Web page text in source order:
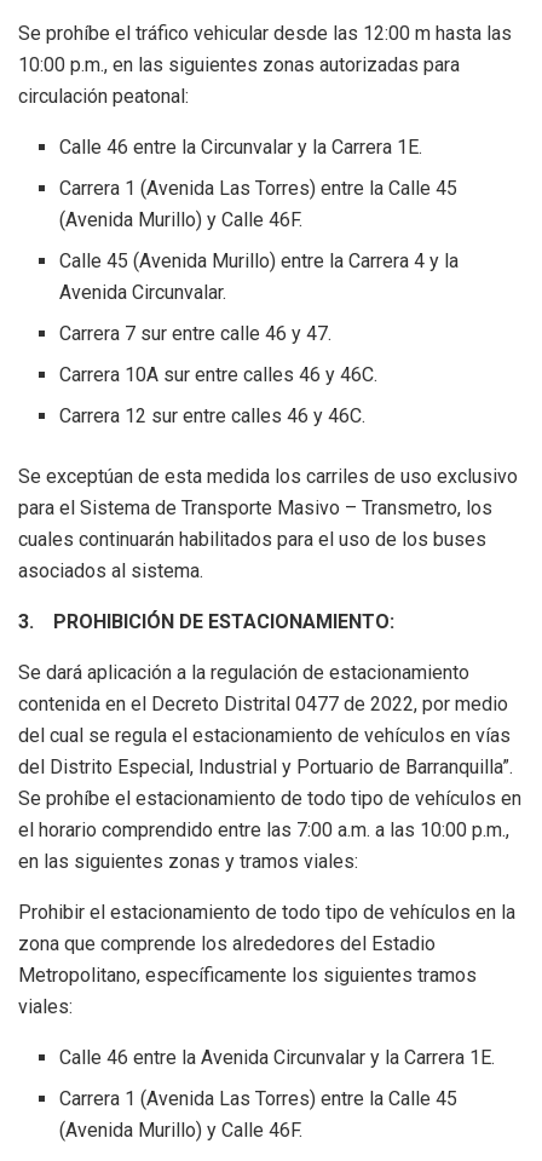
Se prohíbe el tráfico vehicular desde las 12:00 m hasta las
10:00 p.m., en las siguientes zonas autorizadas para
circulación peatonal:
Calle 46 entre la Circunvalar y la Carrera 1E.
Carrera 1 (Avenida Las Torres) entre la Calle 45
(Avenida Murillo) y Calle 46F.
Calle 45 (Avenida Murillo) entre la Carrera 4 y la
Avenida Circunvalar.
Carrera 7 sur entre calle 46 y 47.
Carrera 10A sur entre calles 46 y 46C.
Carrera 12 sur entre calles 46 y 46C.
Se exceptúan de esta medida los carriles de uso exclusivo
para el Sistema de Transporte Masivo – Transmetro, los
cuales continuarán habilitados para el uso de los buses
asociados al sistema.
3. PROHIBICIÓN DE ESTACIONAMIENTO:
Se dará aplicación a la regulación de estacionamiento
contenida en el Decreto Distrital 0477 de 2022, por medio
del cual se regula el estacionamiento de vehículos en vías
del Distrito Especial, Industrial y Portuario de Barranquilla”.
Se prohíbe el estacionamiento de todo tipo de vehículos en
el horario comprendido entre las 7:00 a.m. a las 10:00 p.m.,
en las siguientes zonas y tramos viales:
Prohibir el estacionamiento de todo tipo de vehículos en la
zona que comprende los alrededores del Estadio
Metropolitano, específicamente los siguientes tramos
viales:
Calle 46 entre la Avenida Circunvalar y la Carrera 1E.
Carrera 1 (Avenida Las Torres) entre la Calle 45
(Avenida Murillo) y Calle 46F.